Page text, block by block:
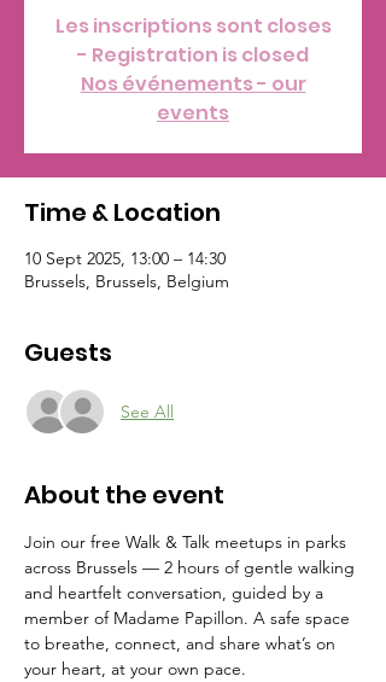
Les inscriptions sont closes
- Registration is closed
Nos événements - our
events
Time & Location
10 Sept 2025, 13:00 – 14:30
Brussels, Brussels, Belgium
Guests
See All
About the event
Join our free Walk & Talk meetups in parks
across Brussels — 2 hours of gentle walking
and heartfelt conversation, guided by a
member of Madame Papillon. A safe space
to breathe, connect, and share what’s on
your heart, at your own pace.